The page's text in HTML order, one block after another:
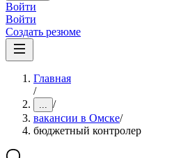
Войти
Войти
Создать резюме
Главная
/
... /
вакансии в Омске/
бюджетный контролер